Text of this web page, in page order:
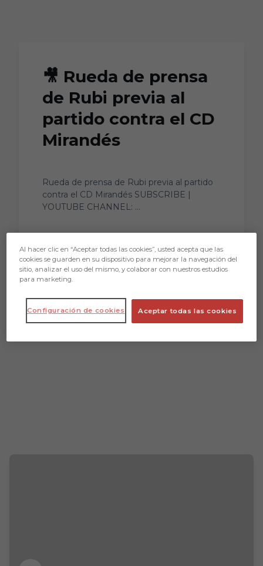
🎥 Rueda de prensa
de Rubi previa al
partido contra el CD
Mirandés
Rueda de prensa de Rubi previa al partido
contra el CD Mirandés SUBSCRIBE |
YOUTUBE CHANNEL: ...
Al hacer clic en “Aceptar todas las cookies”, usted acepta que las
cookies se guarden en su dispositivo para mejorar la navegación del
sitio, analizar el uso del mismo, y colaborar con nuestros estudios
para marketing.
Aceptar todas las cookies
Configuración de cookies